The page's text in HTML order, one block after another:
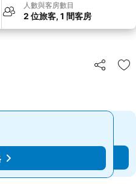
人數與客房數目
2 位旅客, 1 間客房
分享
放
格